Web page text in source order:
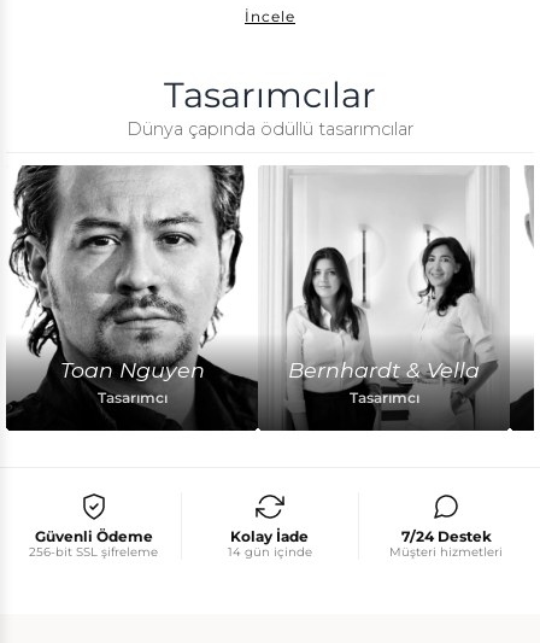
İncele
Tasarımcılar
Dünya çapında ödüllü tasarımcılar
Toan Nguyen
Tasarımcı
Bernhardt & Vella
Tasarımcı
Güvenli Ödeme
256-bit SSL şifreleme
Kolay İade
14 gün içinde
7/24 Destek
Müşteri hizmetleri